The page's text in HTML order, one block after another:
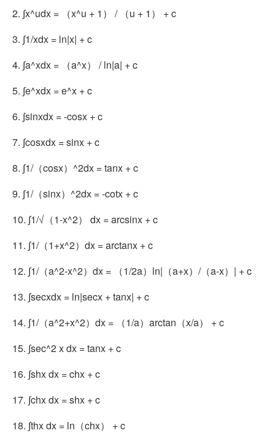
2. ∫x^udx = （x^u + 1） / （u + 1） + c
3. ∫1/xdx = ln|x| + c
4. ∫a^xdx = （a^x） / ln|a| + c
5. ∫e^xdx = e^x + c
6. ∫sinxdx = -cosx + c
7. ∫cosxdx = sinx + c
8. ∫1/（cosx）^2dx = tanx + c
9. ∫1/（sinx）^2dx = -cotx + c
10. ∫1/√（1-x^2） dx = arcsinx + c
11. ∫1/（1+x^2）dx = arctanx + c
12. ∫1/（a^2-x^2）dx = （1/2a）ln|（a+x）/（a-x）| + c
13. ∫secxdx = ln|secx + tanx| + c
14. ∫1/（a^2+x^2）dx = （1/a）arctan（x/a） + c
15. ∫sec^2 x dx = tanx + c
16. ∫shx dx = chx + c
17. ∫chx dx = shx + c
18. ∫thx dx = ln（chx） + c